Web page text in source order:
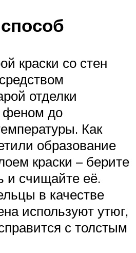
краски со стен
отделки
феном до
Как
образование
краски – берите
и счищайте её.
в качестве
используют утюг,
с толстым